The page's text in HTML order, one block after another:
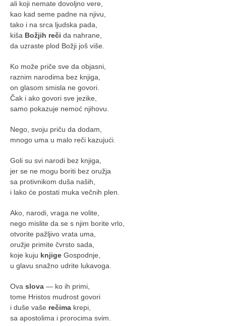
ali koji nemate dovoljno vere,
kao kad seme padne na njivu,
tako i na srca ljudska pada,
kiša Božjih reči da nahrane,
da uzraste plod Božji još više.
Ko može priče sve da objasni,
raznim narodima bez knjiga,
on glasom smisla ne govori.
Čak i ako govori sve jezike,
samo pokazuje nemoć njihovu.
Nego, svoju priču da dodam,
mnogo uma u malo reči kazujući.
Goli su svi narodi bez knjiga,
jer se ne mogu boriti bez oružja
sa protivnikom duša naših,
i lako će postati muka večnih plen.
Ako, narodi, vraga ne volite,
nego mislite da se s njim borite vrlo,
otvorite pažljivo vrata uma,
oružje primite čvrsto sada,
koje kuju knjige Gospodnje,
u glavu snažno udrite lukavoga.
Ova slova — ko ih primi,
tome Hristos mudrost govori
i duše vaše rečima krepi,
sa apostolima i prorocima svim.